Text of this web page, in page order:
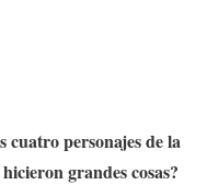
cuatro personajes de la
grandes cosas?